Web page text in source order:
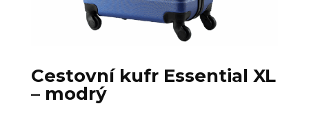
Cestovní kufr Essential XL
– modrý